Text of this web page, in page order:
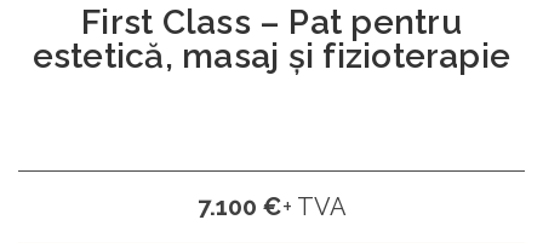
First Class – Pat pentru
estetică, masaj și fizioterapie
7.100 €+ TVA